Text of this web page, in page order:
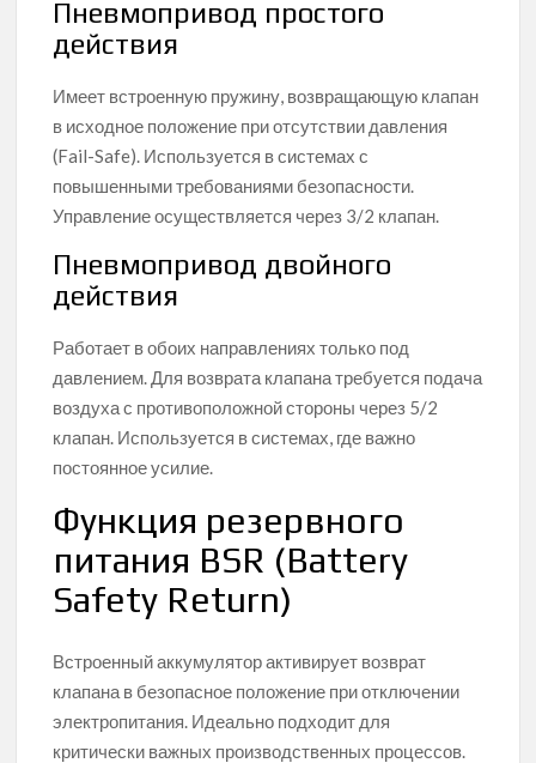
Пневмопривод простого
действия
Имеет встроенную пружину, возвращающую клапан
в исходное положение при отсутствии давления
(Fail-Safe). Используется в системах с
повышенными требованиями безопасности.
Управление осуществляется через 3/2 клапан.
Пневмопривод двойного
действия
Работает в обоих направлениях только под
давлением. Для возврата клапана требуется подача
воздуха с противоположной стороны через 5/2
клапан. Используется в системах, где важно
постоянное усилие.
Функция резервного
питания BSR (Battery
Safety Return)
Встроенный аккумулятор активирует возврат
клапана в безопасное положение при отключении
электропитания. Идеально подходит для
критически важных производственных процессов.